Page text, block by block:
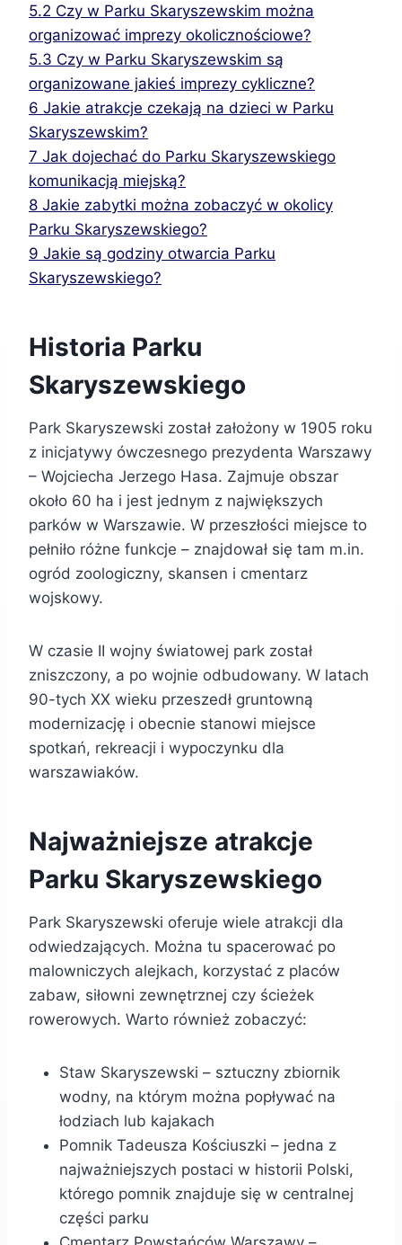
5.2 Czy w Parku Skaryszewskim można
organizować imprezy okolicznościowe?
5.3 Czy w Parku Skaryszewskim są
organizowane jakieś imprezy cykliczne?
6 Jakie atrakcje czekają na dzieci w Parku
Skaryszewskim?
7 Jak dojechać do Parku Skaryszewskiego
komunikacją miejską?
8 Jakie zabytki można zobaczyć w okolicy
Parku Skaryszewskiego?
9 Jakie są godziny otwarcia Parku
Skaryszewskiego?
Historia Parku
Skaryszewskiego
Park Skaryszewski został założony w 1905 roku
z inicjatywy ówczesnego prezydenta Warszawy
– Wojciecha Jerzego Hasa. Zajmuje obszar
około 60 ha i jest jednym z największych
parków w Warszawie. W przeszłości miejsce to
pełniło różne funkcje – znajdował się tam m.in.
ogród zoologiczny, skansen i cmentarz
wojskowy.
W czasie II wojny światowej park został
zniszczony, a po wojnie odbudowany. W latach
90-tych XX wieku przeszedł gruntowną
modernizację i obecnie stanowi miejsce
spotkań, rekreacji i wypoczynku dla
warszawiaków.
Najważniejsze atrakcje
Parku Skaryszewskiego
Park Skaryszewski oferuje wiele atrakcji dla
odwiedzających. Można tu spacerować po
malowniczych alejkach, korzystać z placów
zabaw, siłowni zewnętrznej czy ścieżek
rowerowych. Warto również zobaczyć:
Staw Skaryszewski – sztuczny zbiornik
wodny, na którym można popływać na
łodziach lub kajakach
Pomnik Tadeusza Kościuszki – jedna z
najważniejszych postaci w historii Polski,
którego pomnik znajduje się w centralnej
części parku